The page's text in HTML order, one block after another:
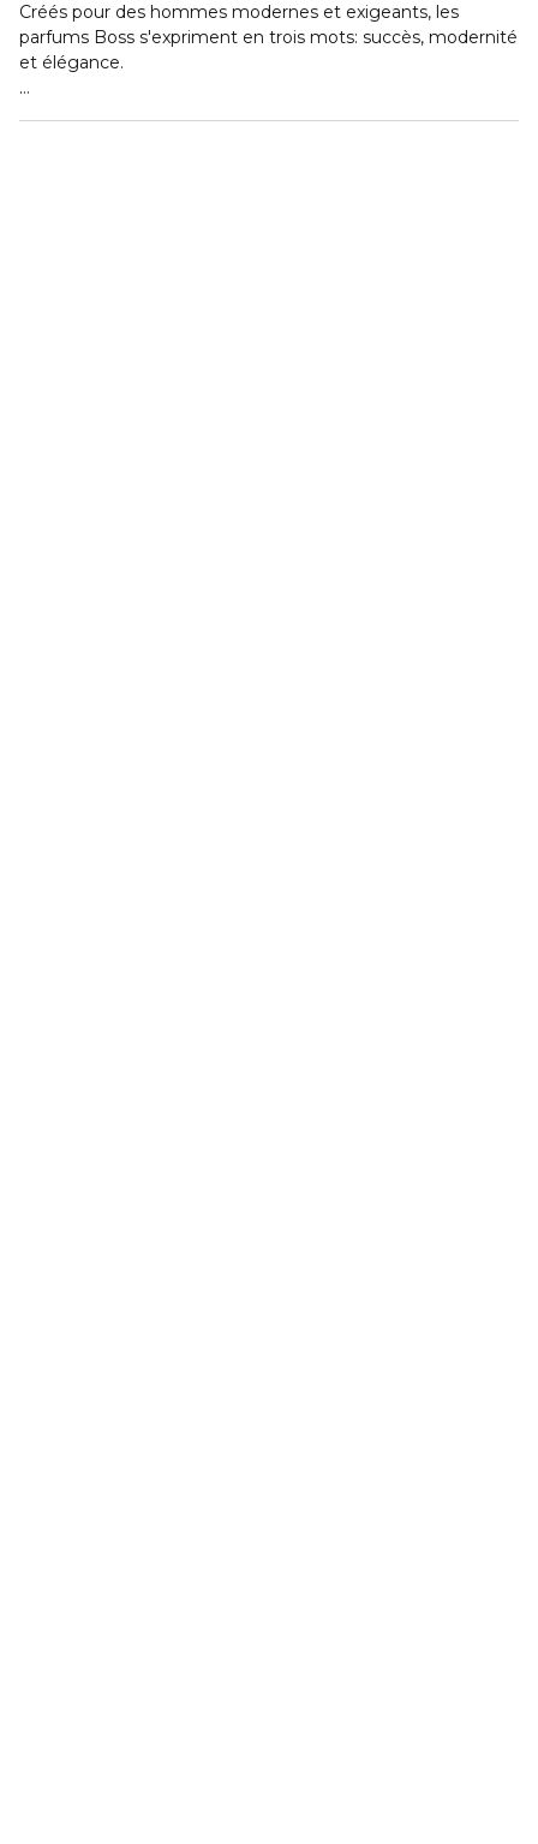
Créés pour des hommes modernes et exigeants, les
parfums Boss s'expriment en trois mots: succès, modernité
et élégance.